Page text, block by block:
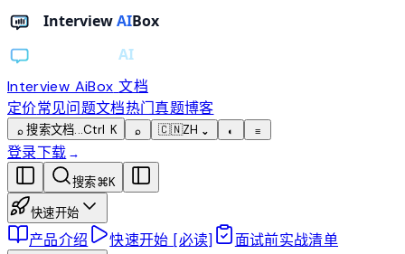
Interview AiBox 文档
定价常见问题文档热门真题博客
⌕ 搜索文档...Ctrl K ⌕ 🇨🇳ZH ⌄ ◐ ≡
登录下载 →
搜索⌘K
快速开始
产品介绍 快速开始 [必读] 面试前实战清单